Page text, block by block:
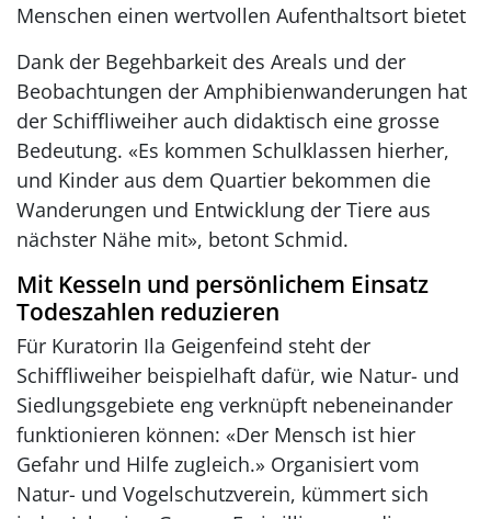
Menschen einen wertvollen Aufenthaltsort bietet
Dank der Begehbarkeit des Areals und der
Beobachtungen der Amphibienwanderungen hat
der Schiffliweiher auch didaktisch eine grosse
Bedeutung. «Es kommen Schulklassen hierher,
und Kinder aus dem Quartier bekommen die
Wanderungen und Entwicklung der Tiere aus
nächster Nähe mit», betont Schmid.
Mit Kesseln und persönlichem Einsatz
Todeszahlen reduzieren
Für Kuratorin Ila Geigenfeind steht der
Schiffliweiher beispielhaft dafür, wie Natur- und
Siedlungsgebiete eng verknüpft nebeneinander
funktionieren können: «Der Mensch ist hier
Gefahr und Hilfe zugleich.» Organisiert vom
Natur- und Vogelschutzverein, kümmert sich